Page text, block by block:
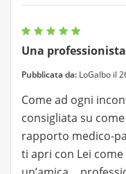
Una
Pubblicata da: LoGalbo il
Come ad ogni
consigliata su
rapporto medico-
ti apri con Lei come